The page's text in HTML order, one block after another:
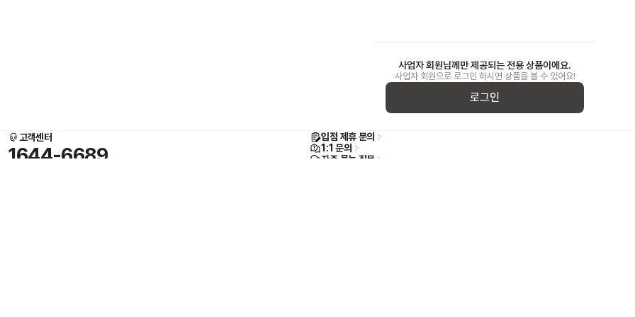
사업자 회원님께만 제공되는 전용 상품이에요.
사업자 회원으로 로그인 하시면 상품을 볼 수 있어요!
로그인
고객센터
1644-6689
입점 제휴 문의
1:1 문의
자주 묻는 질문